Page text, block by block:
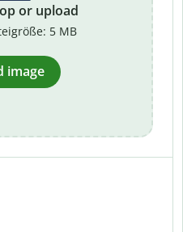
or upload
5 MB
image